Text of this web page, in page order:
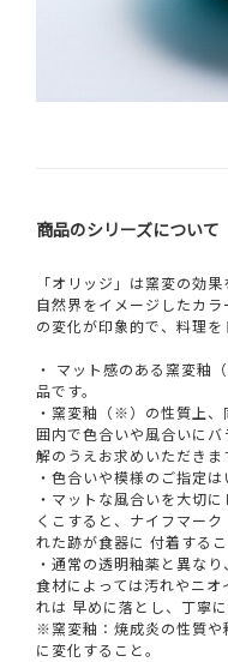
商品のシリーズについて
「オリッジ」は窯変の効
自然界をイメージしたカ
の変化が印象的で、料理を
・ マット感のある窯変釉
品です。
・窯変釉（※）の性質上
囲内で色合いや風合いに
解のうえお求めいただきま
・色合いや模様のご指定
・マットな風合いを大切
くこすると、ナイフマー
れた跡が食器に 付着する
・通常の透明釉薬と異な
食材によっては汚れやニ
れは 早めに落とし、丁寧
※窯変釉：焼成炎の性質や
に変化すること。